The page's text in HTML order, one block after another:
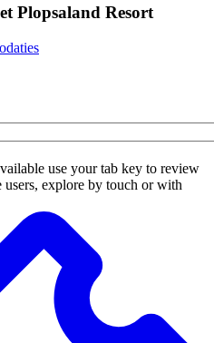
Plopsaland Resort
use your tab key to review
users, explore by touch or with